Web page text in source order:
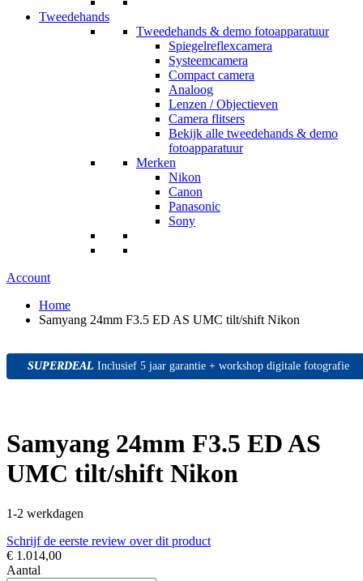
Tweedehands
Tweedehands & demo fotoapparatuur
Spiegelreflexcamera
Systeemcamera
Compact camera
Analoog
Lenzen / Objectieven
Camera flitsers
Bekijk alle tweedehands & demo
fotoapparatuur
Merken
Nikon
Canon
Panasonic
Sony
Account
Home
Samyang 24mm F3.5 ED AS UMC tilt/shift Nikon
SUPERDEAL
SUPERDEAL
SUPERDEAL Inclusief 5 jaar garantie + workshop digitale fotografie
Samyang 24mm F3.5 ED AS
UMC tilt/shift Nikon
1-2 werkdagen
Schrijf de eerste review over dit product
€ 1.014,00
Aantal